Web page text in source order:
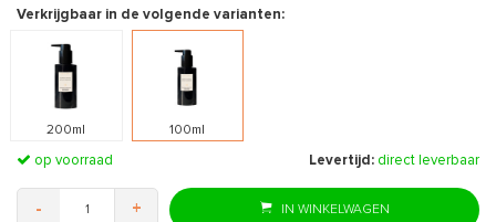
Verkrijgbaar in de volgende varianten:
200ml 100ml
op voorraad Levertijd: direct leverbaar
- + IN WINKELWAGEN